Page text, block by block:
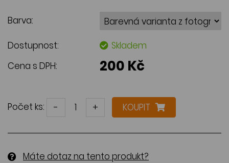
Barva:
Dostupnost:
Skladem
Cena s DPH:
200 Kč
Počet ks: - + KOUPIT
Máte dotaz na tento produkt?